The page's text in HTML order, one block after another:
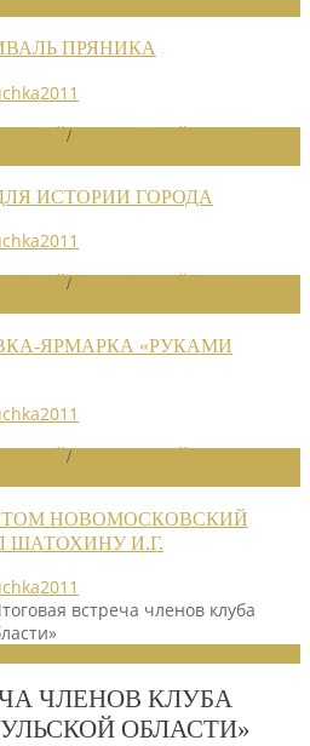
ПРЯНИКА
/
ИСТОРИИ ГОРОДА
/
ЯРМАРКА «РУКАМИ
/
НОВОМОСКОВСКИЙ
ШАТОХИНУ И.Г.
встреча членов клуба
ЧЛЕНОВ КЛУБА
ОБЛАСТИ»